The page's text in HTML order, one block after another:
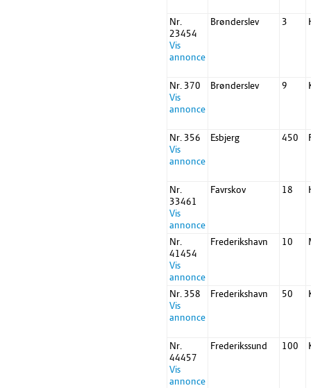
Nr.
23454
Vis
annonce
Brønderslev 3
Nr. 370
Vis
annonce
Brønderslev 9
Nr. 356
Vis
annonce
Esbjerg 450
Nr.
33461
Vis
annonce
Favrskov 18
Nr.
41454
Vis
annonce
Frederikshavn 10
Nr. 358
Vis
annonce
Frederikshavn 50
Nr.
44457
Vis
annonce
Frederikssund 100